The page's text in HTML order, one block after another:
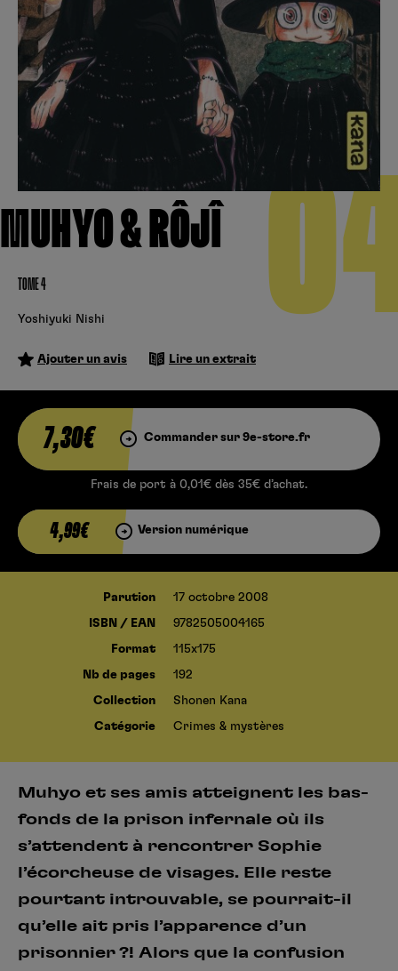
MUHYO & RÔJÎ
TOME 4
Yoshiyuki Nishi
Ajouter un avis Lire un extrait
7,30€ Commander sur 9e-store.fr
Frais de port à 0,01€ dès 35€ d’achat.
4,99€ Version numérique
Parution 17 octobre 2008
ISBN / EAN 9782505004165
Format 115x175
Nb de pages 192
Collection Shonen Kana
Catégorie Crimes & mystères
Muhyo et ses amis atteignent les bas-
fonds de la prison infernale où ils
s’attendent à rencontrer Sophie
l’écorcheuse de visages. Elle reste
pourtant introuvable, se pourrait-il
qu’elle ait pris l’apparence d’un
prisonnier ?! Alors que la confusion
Cultura Fnac
Kobo
Se connecter S’inscrire
Hunter x Hunter
Fire Force
Black Butler